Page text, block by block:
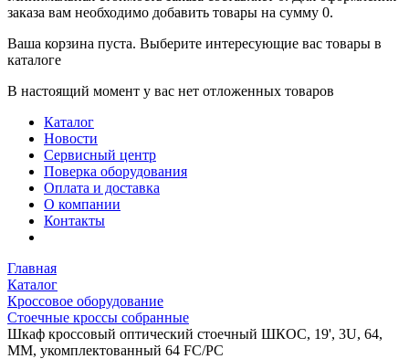
заказа вам необходимо добавить товары на сумму 0.
Ваша корзина пуста. Выберите интересующие вас товары в
каталоге
В настоящий момент у вас нет отложенных товаров
Каталог
Новости
Сервисный центр
Поверка оборудования
Оплата и доставка
О компании
Контакты
Главная
Каталог
Кроссовое оборудование
Стоечные кроссы собранные
Шкаф кроссовый оптический стоечный ШКОС, 19', 3U, 64,
MM, укомплектованный 64 FC/PC